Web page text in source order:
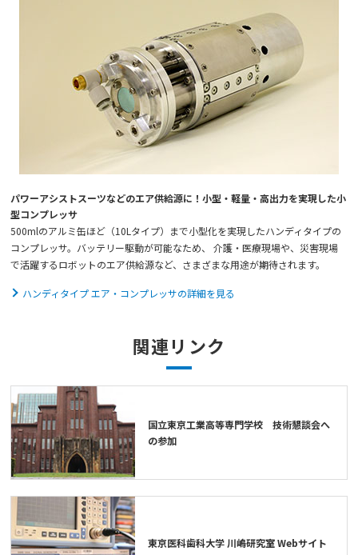
パワーアシストスーツなどのエア供給源に！小型・軽量・高出力を実現した小
型コンプレッサ
500mlのアルミ缶ほど（10Lタイプ）まで小型化を実現したハンディタイプの
コンプレッサ。バッテリー駆動が可能なため、 介護・医療現場や、災害現場
で活躍するロボットのエア供給源など、さまざまな用途が期待されます。
ハンディタイプ エア・コンプレッサの詳細を見る
関連リンク
国立東京工業高等専門学校 技術懇談会へ
の参加
東京医科歯科大学 川嶋研究室 Webサイト